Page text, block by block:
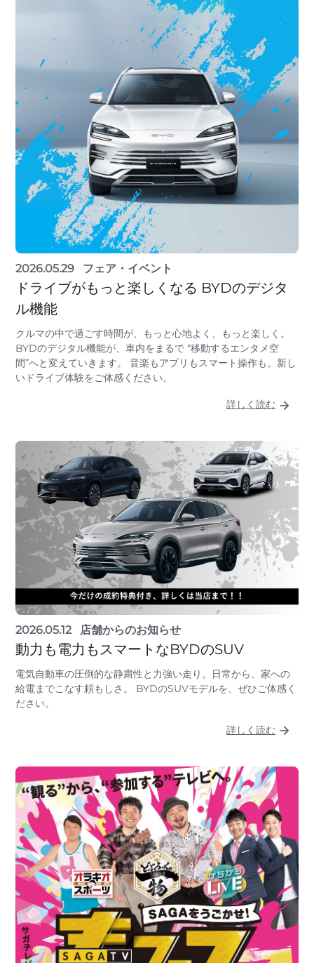
2026.05.29 フェア・イベント
ドライブがもっと楽しくなる BYDのデジタ
ル機能
クルマの中で過ごす時間が、もっと心地よく、もっと楽しく。
BYDのデジタル機能が、車内をまるで “移動するエンタメ空
間”へと変えていきます。 音楽もアプリもスマート操作も。新し
いドライブ体験をご体感ください。
詳しく読む
2026.05.12 店舗からのお知らせ
動力も電力もスマートなBYDのSUV
電気自動車の圧倒的な静粛性と力強い走り。日常から、家への
給電までこなす頼もしさ。 BYDのSUVモデルを、ぜひご体感く
ださい。
詳しく読む